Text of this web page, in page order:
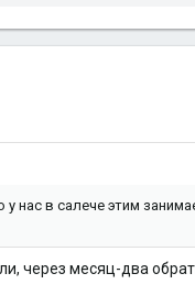
нас в салече этим
через месяц-два